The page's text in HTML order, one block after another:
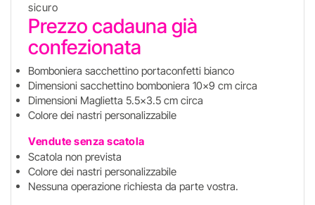
sicuro
Prezzo cadauna già
confezionata
Bomboniera sacchettino portaconfetti bianco
Dimensioni sacchettino bomboniera 10x9 cm circa
Dimensioni Maglietta 5.5x3.5 cm circa
Colore dei nastri personalizzabile
Vendute senza scatola
Scatola non prevista
Colore dei nastri personalizzabile
Nessuna operazione richiesta da parte vostra.